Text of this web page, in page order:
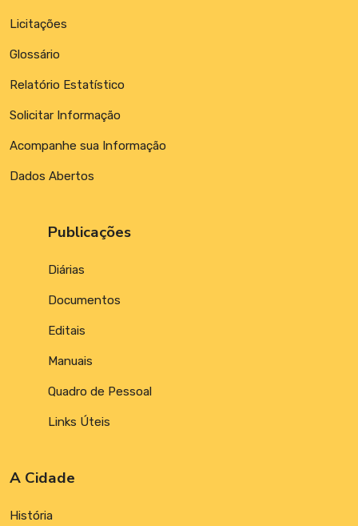
Licitações
Glossário
Relatório Estatístico
Solicitar Informação
Acompanhe sua Informação
Dados Abertos
Publicações
Diárias
Documentos
Editais
Manuais
Quadro de Pessoal
Links Úteis
A Cidade
História